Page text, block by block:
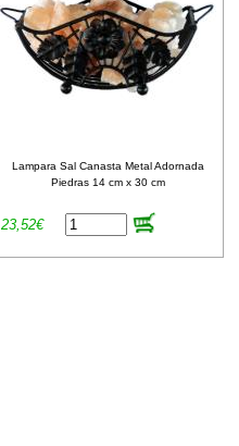
Lampara Sal Canasta Metal Adornada
Piedras 14 cm x 30 cm
23,52€